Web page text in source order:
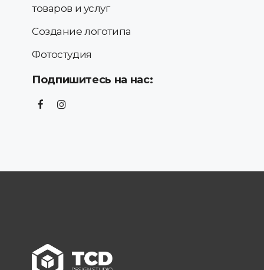
товаров и услуг
Создание логотипа
Фотостудия
Подпишитесь на нас: